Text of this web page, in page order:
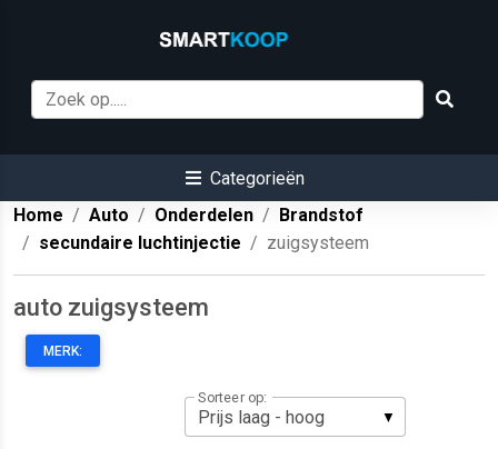
Categorieën
Home
Auto Onderdelen
Brandstof
secundaire luchtinjectie
zuigsysteem
auto zuigsysteem
MERK:
Sorteer op: